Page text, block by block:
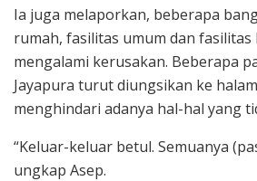
Ia juga melaporkan, beberapa
rumah, fasilitas umum dan fasilitas
mengalami kerusakan. Beberapa
Jayapura turut diungsikan ke
menghindari adanya hal-hal yang
“Keluar-keluar betul. Semuanya
ungkap Asep.